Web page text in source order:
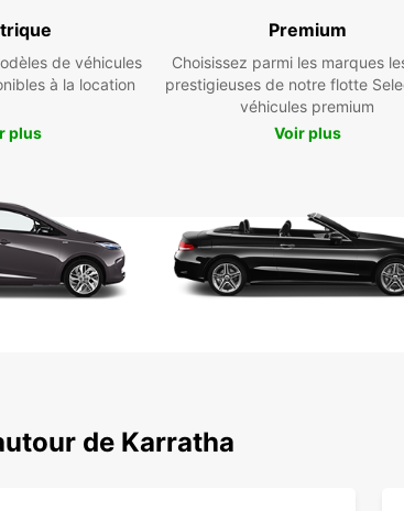
Que
de véhicules
à la location
plus
Premium
Choisissez parmi les marques
prestigieuses de notre flotte
véhicules premium
Voir plus
de Karratha